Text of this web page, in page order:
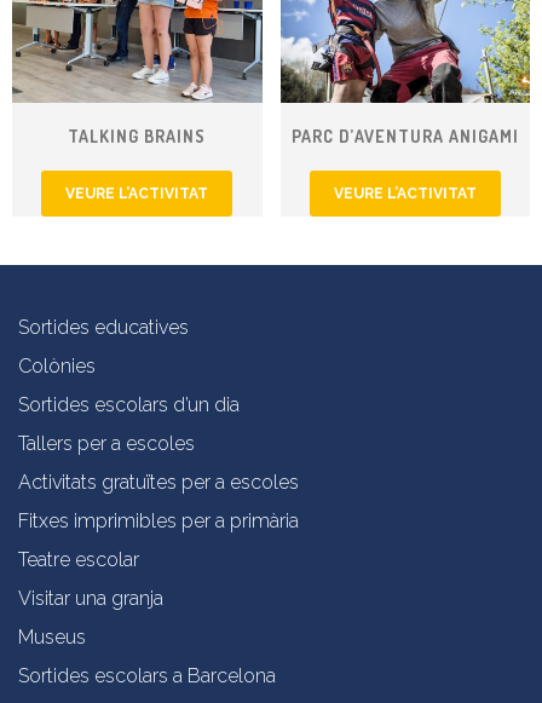
TALKING BRAINS
VEURE L’ACTIVITAT
PARC D’AVENTURA ANIGAMI
VEURE L’ACTIVITAT
Sortides educatives
Colònies
Sortides escolars d’un dia
Tallers per a escoles
Activitats gratuïtes per a escoles
Fitxes imprimibles per a primària
Teatre escolar
Visitar una granja
Museus
Sortides escolars a Barcelona